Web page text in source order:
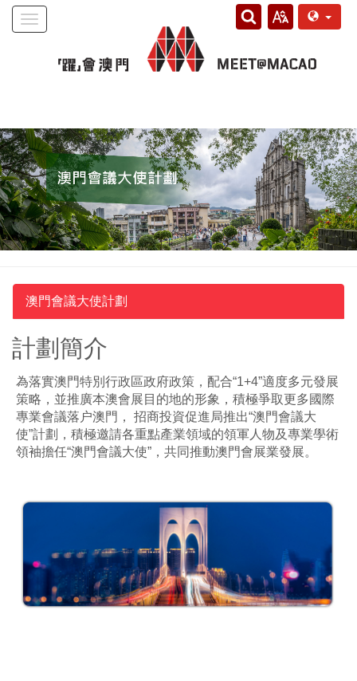
Toggle
澳門會議大使計劃
計劃簡介
為落實澳門特別行政區政府政策，配合“1+4”適度多元發展
策略，並推廣本澳會展目的地的形象，積極爭取更多國際
專業會議落户澳門， 招商投資促進局推出“澳門會議大
使”計劃，積極邀請各重點產業領域的領軍人物及專業學術
領袖擔任“澳門會議大使”，共同推動澳門會展業發展。